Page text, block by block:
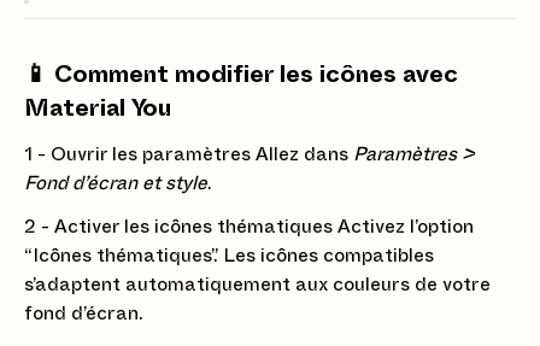
📱 Comment modifier les icônes avec
Material You
1 - Ouvrir les paramètres Allez dans Paramètres >
Fond d’écran et style.
2 - Activer les icônes thématiques Activez l’option
“Icônes thématiques”. Les icônes compatibles
s’adaptent automatiquement aux couleurs de votre
fond d’écran.